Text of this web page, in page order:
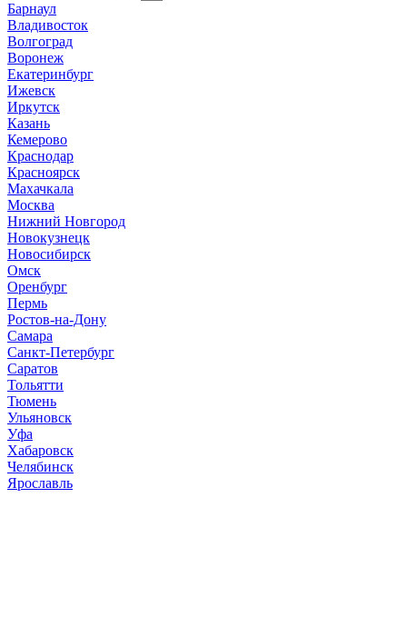
Барнаул
Владивосток
Волгоград
Воронеж
Екатеринбург
Ижевск
Иркутск
Казань
Кемерово
Краснодар
Красноярск
Махачкала
Москва
Нижний Новгород
Новокузнецк
Новосибирск
Омск
Оренбург
Пермь
Ростов-на-Дону
Самара
Санкт-Петербург
Саратов
Тольятти
Тюмень
Ульяновск
Уфа
Хабаровск
Челябинск
Ярославль